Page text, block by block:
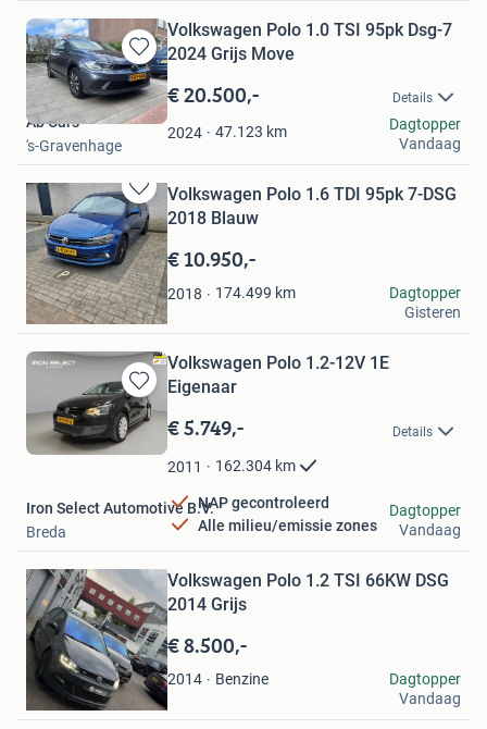
Bewaren
in
Mijn
Favorieten
Volkswagen Polo 1.0 TSI 95pk Dsg-7
2024 Grijs Move
€ 20.500,- Details
2024 47.123 km
Ab Cars
's-Gravenhage
Dagtopper
Vandaag
Bewaren
in
Mijn
Favorieten
Volkswagen Polo 1.6 TDI 95pk 7-DSG
2018 Blauw
€ 10.950,-
2018 174.499 km
bram
Oosterhout
Dagtopper
Gisteren
Bewaren
in
Mijn
Favorieten
Volkswagen Polo 1.2-12V 1E
Eigenaar
€ 5.749,- Details
2011 162.304 km
NAP gecontroleerd
Alle milieu/emissie zones
Iron Select Automotive B.V.
Breda
Dagtopper
Vandaag
in
Mijn
Favorieten
Volkswagen Polo 1.2 TSI 66KW DSG
2014 Grijs
€ 8.500,-
2014 Benzine
Kadir Erkekoglu
Tilburg
Dagtopper
Vandaag